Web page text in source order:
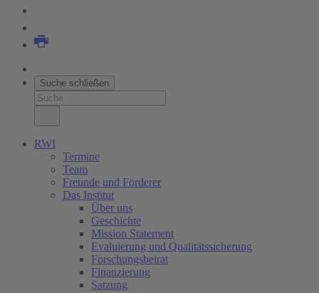
Suche schließen
RWI
Termine
Team
Freunde und Förderer
Das Institut
Über uns
Geschichte
Mission Statement
Evaluierung und Qualitätssicherung
Forschungsbeirat
Finanzierung
Satzung